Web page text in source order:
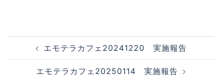
稿
エモテラカフェ20241220 実施報告
エモテラカフェ20250114 実施報告